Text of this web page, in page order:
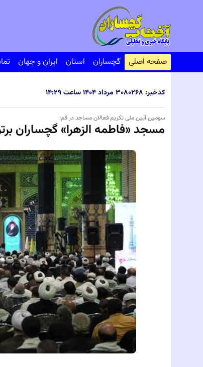
صفحه اصلی گچساران استان ایران و جهان
کدخبر: ۸۰۲۶۸ ۳۰ مرداد ۱۴۰۴ ساعت ۱۴:۲۹
سومین آیین ملی تکریم فعالان مساجد در قم؛
مسجد «فاطمه الزهرا» گچساران